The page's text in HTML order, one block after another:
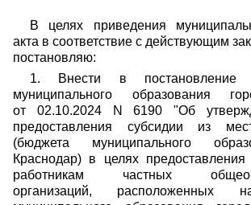
В целях приведения
акта в соответствие с действующим
постановляю:
1. Внести в постановление
муниципального образования
от 02.10.2024 N 6190 "Об
предоставления субсидии из
(бюджета муниципального
Краснодар) в целях предоставления
работникам частных
организаций, расположенных